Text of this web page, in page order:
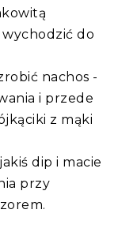
do
nachos -
i przede
z mąki
dip i macie
przy